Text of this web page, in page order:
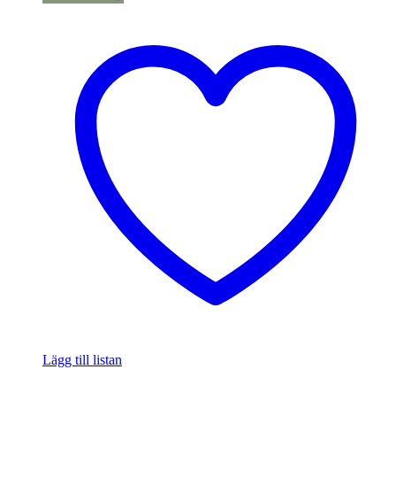
Lägg till listan